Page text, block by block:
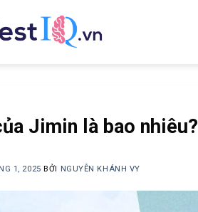
Jimin là bao nhiêu?
1, 2025 BỞI NGUYỄN KHÁNH VY